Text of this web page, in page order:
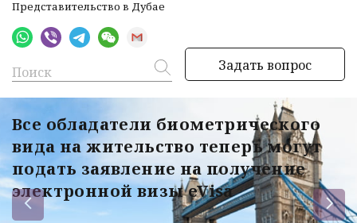
Представительство в Дубае
Задать вопрос
Все обладатели биометрического
вида на жительство теперь могут
подать заявление на получение
электронной визы eVisa